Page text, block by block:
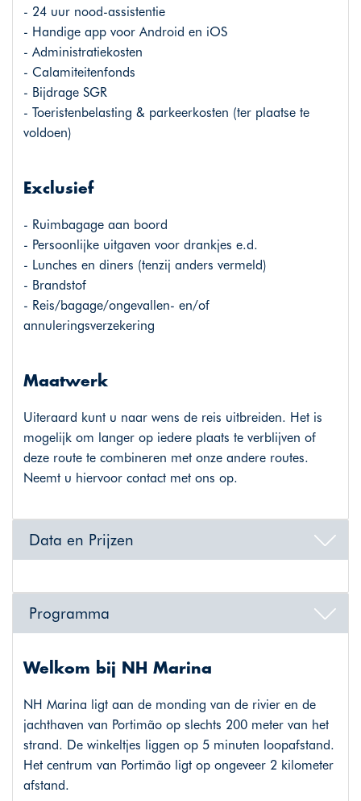
- 24 uur nood-assistentie
- Handige app voor Android en iOS
- Administratiekosten
- Calamiteitenfonds
- Bijdrage SGR
- Toeristenbelasting & parkeerkosten (ter plaatse te
voldoen)
Exclusief
- Ruimbagage aan boord
- Persoonlijke uitgaven voor drankjes e.d.
- Lunches en diners (tenzij anders vermeld)
- Brandstof
- Reis/bagage/ongevallen- en/of
annuleringsverzekering
Maatwerk
Uiteraard kunt u naar wens de reis uitbreiden. Het is
mogelijk om langer op iedere plaats te verblijven of
deze route te combineren met onze andere routes.
Neemt u hiervoor contact met ons op.
Data en Prijzen
Programma
Welkom bij NH Marina
NH Marina ligt aan de monding van de rivier en de
jachthaven van Portimão op slechts 200 meter van het
strand. De winkeltjes liggen op 5 minuten loopafstand.
Het centrum van Portimão ligt op ongeveer 2 kilometer
afstand.